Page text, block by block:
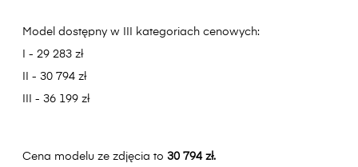
Model dostępny w III kategoriach cenowych:
I - 29 283 zł
II - 30 794 zł
III - 36 199 zł
Cena modelu ze zdjęcia to 30 794 zł.